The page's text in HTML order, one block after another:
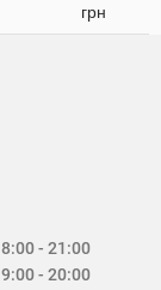
грн
8:00 - 21:00
9:00 - 20:00